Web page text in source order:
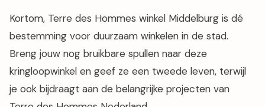
Kortom, Terre des Hommes winkel Middelburg is dé
bestemming voor duurzaam winkelen in de stad.
Breng jouw nog bruikbare spullen naar deze
kringloopwinkel en geef ze een tweede leven, terwijl
je ook bijdraagt aan de belangrijke projecten van